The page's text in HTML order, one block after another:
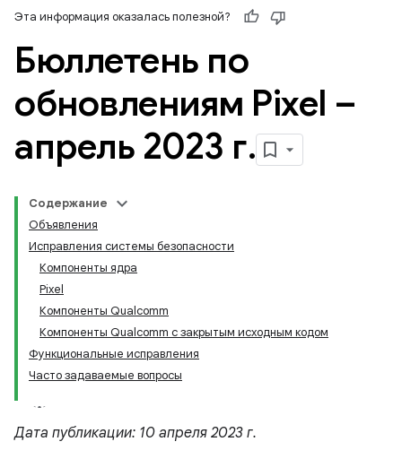
Эта информация оказалась полезной?
Бюллетень по
обновлениям Pixel –
апрель 2023 г.
Содержание
Объявления
Исправления системы безопасности
Компоненты ядра
Pixel
Компоненты Qualcomm
Компоненты Qualcomm с закрытым исходным кодом
Функциональные исправления
Часто задаваемые вопросы
Дата публикации: 10 апреля 2023 г.